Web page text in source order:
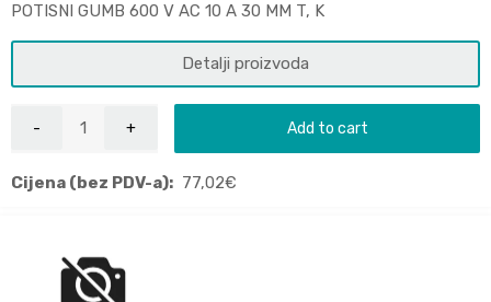
POTISNI GUMB 600 V AC 10 A 30 MM T, K
Detalji proizvoda
Add to cart
Cijena (bez PDV-a): 77,02€